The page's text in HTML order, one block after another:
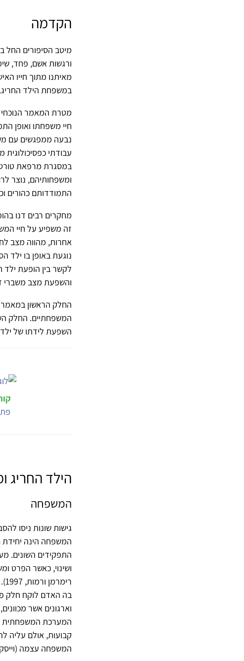
הקדמה
מיטב הסיפורים החל
ורגשות אשם, פחד,
מאיתנו מתוך חייו
במשפחת הילד החריג.
מטרת המאמר הנוכחי
חיי משפחתו ואופן
נבעה ממפגשים עם
עבודתי
במסגרת מרפאת
ומשפחותיהם, נוצר
התמודדותם כהורים
מחקרים רבים דנו
זה משפיע על חיי
אחרות, מהווה מצב
נוגעת באופן בו
לקשר בין הופעת
והשפעת מצב משברי
החלק הראשון
המשפחתיים. החלק
השפעת לידתו של
פתיחה 3.11.26. הקורס
הילד החריג
המשפחה
גישות שונות ניסו
המשפחה הינה יחידת
התפקידים השונים.
ושינוי, כאשר הפרט
בה האדם לוקח חלק
וארגונים אשר
המערכת המשפחתית
קבועות, אולם עליה
המשפחה עצמה (וייסקופף,